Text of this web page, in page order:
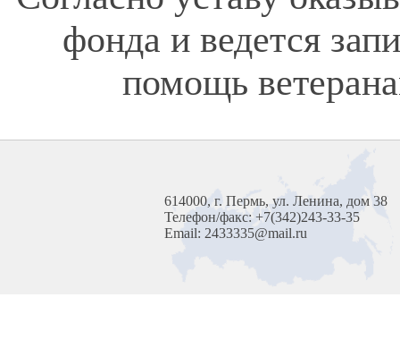
фонда и ведется
помощь
614000, г. Пермь, ул. Ленина, дом 38
Телефон/факс: +7(342)243-33-35
Email: 2433335@mail.ru